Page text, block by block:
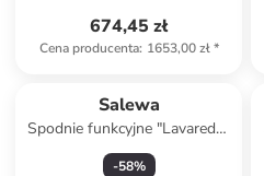
674,45 zł
Cena producenta: 1653,00 zł*
Salewa
Spodnie funkcyjne "Lavaredo"
w kolorze czerwonym
-58%